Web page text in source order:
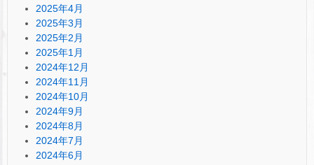
2025年4月
2025年3月
2025年2月
2025年1月
2024年12月
2024年11月
2024年10月
2024年9月
2024年8月
2024年7月
2024年6月